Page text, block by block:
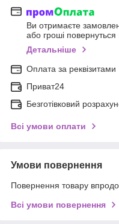
Ви отримаєте
або гроші
Детальніше
Оплата за реквізитами
Приват24
Безготівковий
Всі умови оплати
Умови повернення
Повернення товару
Всі умови повернення